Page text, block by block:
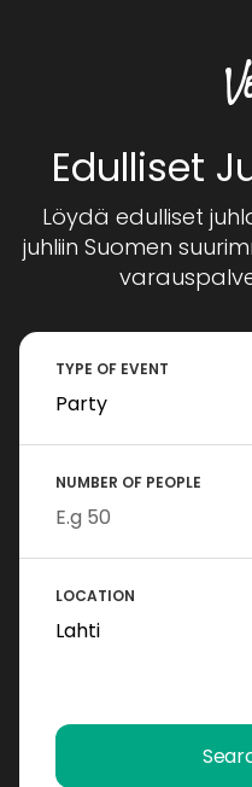
Edulliset
Löydä edulliset
juhliin Suomen
TYPE OF EVENT
NUMBER OF PEOPLE
LOCATION